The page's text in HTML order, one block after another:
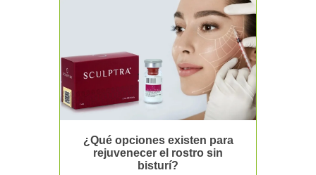
¿Qué opciones existen para
rejuvenecer el rostro sin
bisturí?